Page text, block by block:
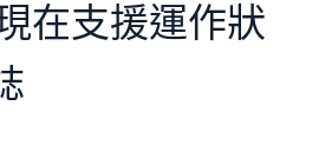
在支援運作狀